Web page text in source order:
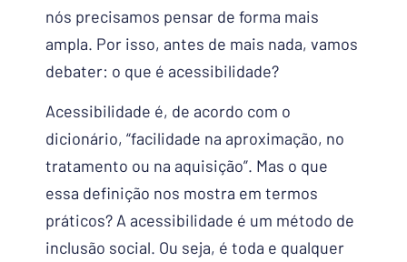
nós precisamos pensar de forma mais
ampla. Por isso, antes de mais nada, vamos
debater: o que é acessibilidade?
Acessibilidade é, de acordo com o
dicionário, “facilidade na aproximação, no
tratamento ou na aquisição”. Mas o que
essa definição nos mostra em termos
práticos? A acessibilidade é um método de
inclusão social. Ou seja, é toda e qualquer